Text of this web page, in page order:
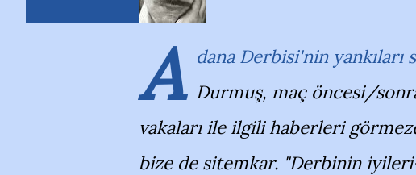
A
dana Derbisi'nin
Durmuş, maç öncesi/
vakaları ile ilgili haberleri
bize de sitemkar. "Derbinin iyileri-